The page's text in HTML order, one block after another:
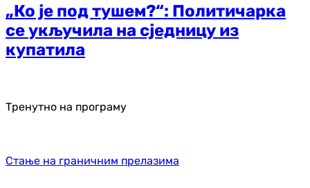
„Ко је под тушем?“: Политичарка
се укључила на сједницу из
купатила
Тренутно на програму
Стање на граничним прелазима